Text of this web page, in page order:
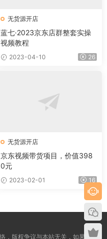
无货源开店
蓝七·2023京东店群整套实操
视频教程
2023-04-10 26
无货源开店
京东视频带货项目，价值398
0元
2023-02-01 16
，版权争议与本站无关，如果您认